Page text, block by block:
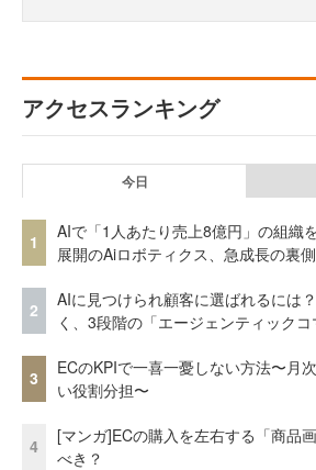
アクセスランキング
今日
1
AIで「1人あたり売上8億円」の組織
展開のAiロボティクス、急成長の裏側
2
AIに見つけられ顧客に選ばれるには
く、3段階の「エージェンティック
3
ECのKPIで一喜一憂しない方法〜月
い役割分担〜
4
[マンガ]ECの購入を左右する「商品
べき？